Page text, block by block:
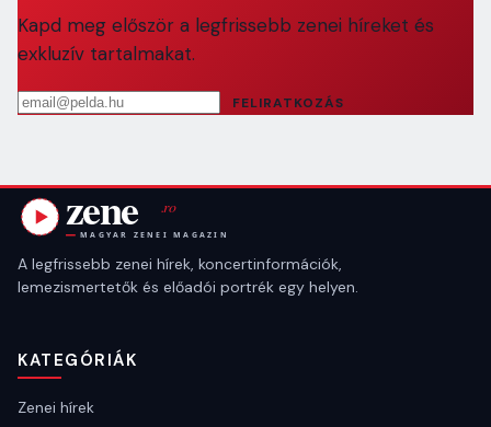
Kapd meg először a legfrissebb zenei híreket és
exkluzív tartalmakat.
Email cím
FELIRATKOZÁS
A legfrissebb zenei hírek, koncertinformációk,
lemezismertetők és előadói portrék egy helyen.
KATEGÓRIÁK
Zenei hírek